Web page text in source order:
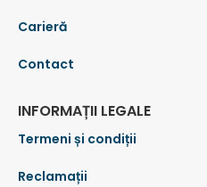
Carieră
Contact
INFORMAȚII LEGALE
Termeni și condiții
Reclamații